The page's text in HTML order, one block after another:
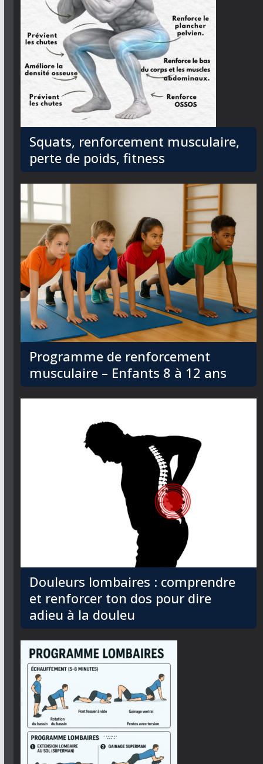
Squats, renforcement musculaire,
perte de poids, fitness
Programme de renforcement
musculaire – Enfants 8 à 12 ans
Douleurs lombaires : comprendre
et renforcer ton dos pour dire
adieu à la douleu